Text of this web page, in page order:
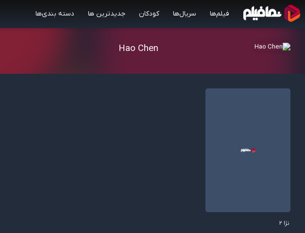
فیلم‌ها سریال‌ها کودکان جدیدترین ها دسته بندی‌ها
Hao Chen
نژا ۲